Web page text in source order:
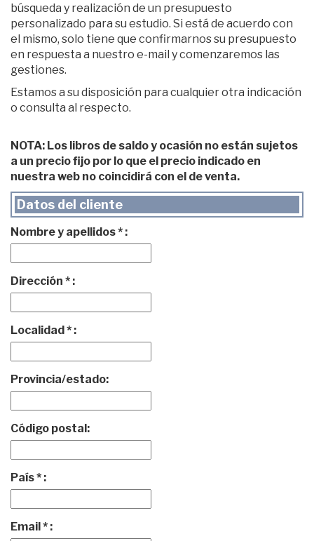
búsqueda y realización de un presupuesto
personalizado para su estudio. Si está de acuerdo con
el mismo, solo tiene que confirmarnos su presupuesto
en respuesta a nuestro e-mail y comenzaremos las
gestiones.
Estamos a su disposición para cualquier otra indicación
o consulta al respecto.
NOTA: Los libros de saldo y ocasión no están sujetos
a un precio fijo por lo que el precio indicado en
nuestra web no coincidirá con el de venta.
Datos del cliente
Nombre y apellidos * :
Dirección * :
Localidad * :
Provincia/estado:
Código postal:
País * :
Email * :